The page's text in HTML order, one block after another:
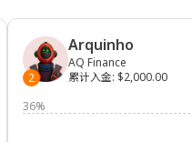
2
Arquinho
AQ Finance
累计入金: $2,000.00
36%